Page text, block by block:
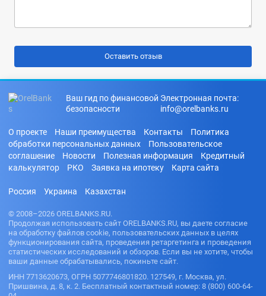
Ваш гид по финансовой
безопасности
Электронная почта:
info@orelbanks.ru
О проекте Наши преимущества Контакты
Политика
обработки персональных данных
Пользовательское
соглашение
Новости Полезная информация
Кредитный
калькулятор
РКО Заявка на ипотеку Карта сайта
Россия Украина Казахстан
© 2008–2026 ORELBANKS.RU.
Продолжая использовать сайт ORELBANKS.RU, вы даете согласие
на обработку файлов cookie, пользовательских данных в целях
функционирования сайта, проведения ретаргетинга и проведения
статистических исследований и обзоров. Если вы не хотите, чтобы
ваши данные обрабатывались, покиньте сайт.
ИНН 7713620673, ОГРН 5077746801820. 127549, г. Москва, ул.
Пришвина, д. 8, к. 2. Бесплатный контактный номер: 8 (800) 600-64-